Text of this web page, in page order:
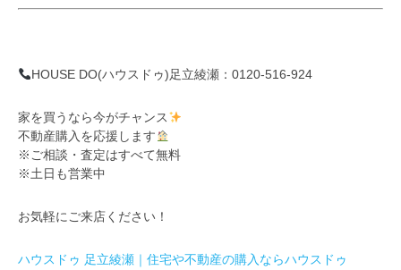
HOUSE DO(ハウスドゥ)足立綾瀬：0120-516-924
家を買うなら今がチャンス
不動産購入を応援します
※ご相談・査定はすべて無料
※土日も営業中
お気軽にご来店ください！
ハウスドゥ 足立綾瀬｜住宅や不動産の購入ならハウスドゥ